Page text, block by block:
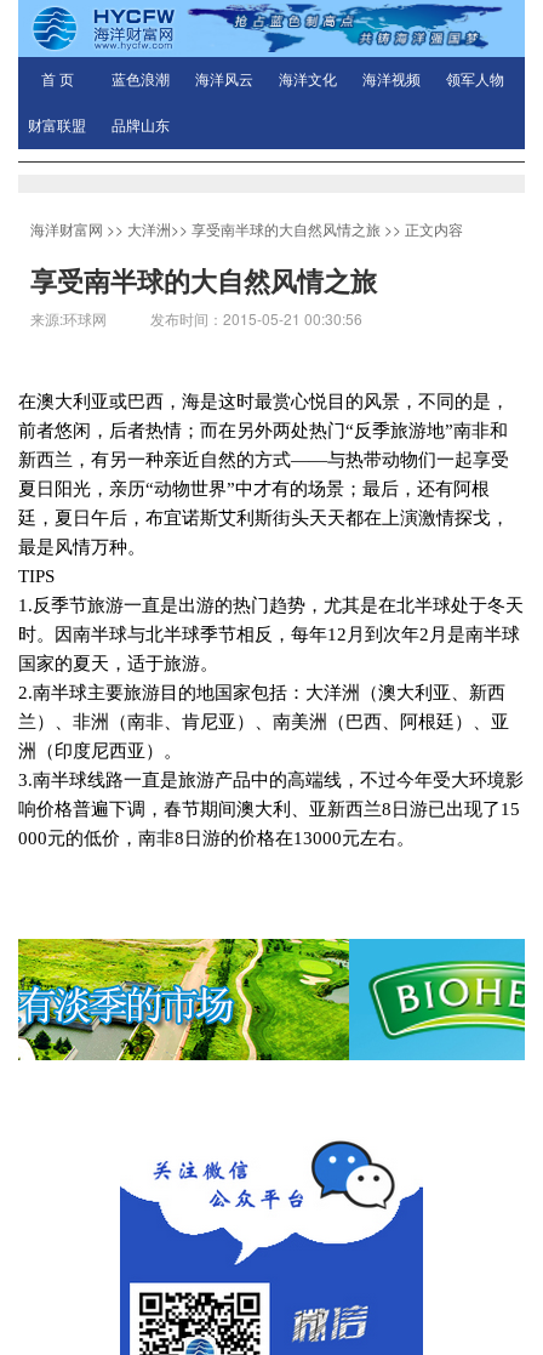
首 页 蓝色浪潮 海洋风云 海洋文化 海洋视频 领军人物
财富联盟 品牌山东
海洋财富网 >> 大洋洲>> 享受南半球的大自然风情之旅 >> 正文内容
享受南半球的大自然风情之旅
来源:环球网 发布时间：2015-05-21 00:30:56
在澳大利亚或巴西，海是这时最赏心悦目的风景，不同的是，
前者悠闲，后者热情；而在另外两处热门“反季旅游地”南非和
新西兰，有另一种亲近自然的方式——与热带动物们一起享受
夏日阳光，亲历“动物世界”中才有的场景；最后，还有阿根
廷，夏日午后，布宜诺斯艾利斯街头天天都在上演激情探戈，
最是风情万种。
TIPS
1.反季节旅游一直是出游的热门趋势，尤其是在北半球处于冬天
时。因南半球与北半球季节相反，每年12月到次年2月是南半球
国家的夏天，适于旅游。
2.南半球主要旅游目的地国家包括：大洋洲（澳大利亚、新西
兰）、非洲（南非、肯尼亚）、南美洲（巴西、阿根廷）、亚
洲（印度尼西亚）。
3.南半球线路一直是旅游产品中的高端线，不过今年受大环境影
响价格普遍下调，春节期间澳大利、亚新西兰8 日游已出现了15
000元的低价，南非8 日游的价格在13000元左右。